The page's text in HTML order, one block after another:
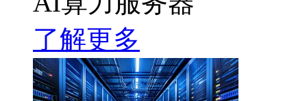
了解更多